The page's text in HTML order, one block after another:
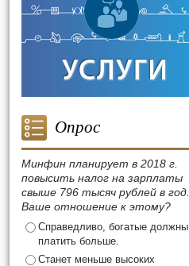
Опрос
Минфин планирует в 2018 г.
повысить налог на зарплаты
свыше 796 тысяч рублей в год.
Ваше отношение к этому?
Справедливо, богатые должны
платить больше.
Станет меньше высоких